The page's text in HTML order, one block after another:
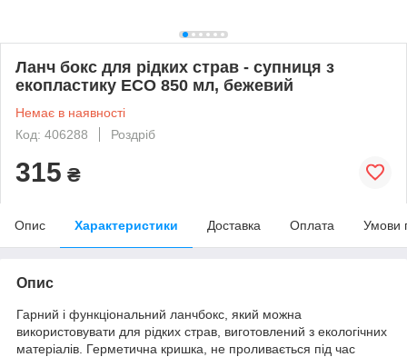
Ланч бокс для рідких страв - супниця з
екопластику ECO 850 мл, бежевий
Немає в наявності
Код: 406288
Роздріб
315 ₴
Опис Характеристики Доставка Оплата Умови
Опис
Гарний і функціональний ланчбокс, який можна
використовувати для рідких страв, виготовлений з екологічних
матеріалів. Герметична кришка, не проливається під час